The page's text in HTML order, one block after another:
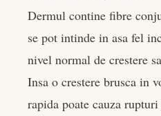
Dermul contine fibre
se pot intinde in asa fel
nivel normal de crestere
Insa o crestere brusca in
rapida poate cauza